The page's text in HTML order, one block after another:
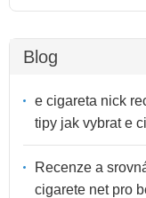
Blog
e cigareta nick
tipy jak vybrat e
Recenze a
cigarete net pro